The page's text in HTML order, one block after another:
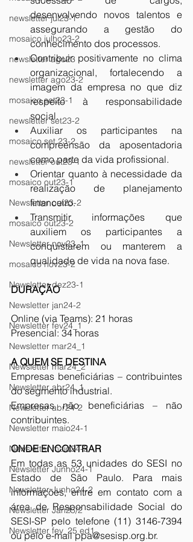
newsletter jul23-1
mosaico julho23-2
newsletter ago23
newsletter ago23-2
mosaico set23-1
newsletter set23-2
mosaico set 23-2
newsletter out23-1
mosaico out23-1
Newsletter out23-2
mosaico out23-2
Newsletter nov23_1
mosaico nov23-2
Newsletter dez23-1
Newsletter jan24-2
Newsletter fev24_1
Newsletter mar24_1
Newsletter mar24_2
Newsletter abr24_1
Newsletter abr24-2
Newsletter maio24-1
Newsletter maio24-2
Newsletter Junho24-1
Newsletter Junho24-2
Newsletter Jan25/2
Newsletter fev_25 ed1
desenvolvendo novos talentos e
assegurando a gestão do
conhecimento dos processos.
Contribuir positivamente no clima
organizacional, fortalecendo a
imagem da empresa no que diz
respeito à responsabilidade
social.
Auxiliar os participantes na
compreensão da aposentadoria
como parte da vida profissional.
Orientar quanto à necessidade da
realização de planejamento
financeiro.
Transmitir informações que
auxiliem os participantes a
conquistarem ou manterem a
qualidade de vida na nova fase.
DURAÇÃO
Online (via Teams): 21 horas
Presencial: 34 horas
A QUEM SE DESTINA
Empresas beneficiárias – contribuintes
do segmento industrial.
Empresas não beneficiárias – não
contribuintes.
ONDE ENCONTRAR
Em todas as 53 unidades do SESI no
Estado de São Paulo. Para mais
informações, entre em contato com a
área de Responsabilidade Social do
SESI-SP pelo telefone (11) 3146-7394
ou pelo e-mail ppa@sesisp.org.br.